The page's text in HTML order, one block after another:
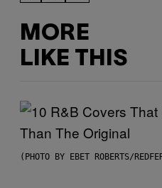
MORE
LIKE THIS
(PHOTO BY EBET ROBERTS/